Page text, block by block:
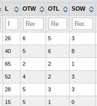
L OTW OTL SOW
26 6 5 3
40 5 6 8
65 2 2 1
52 4 2 3
28 5 3 3
15 5 1 0